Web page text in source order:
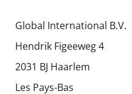
Global International B.V.
Hendrik Figeeweg 4
2031 BJ Haarlem
Les Pays-Bas